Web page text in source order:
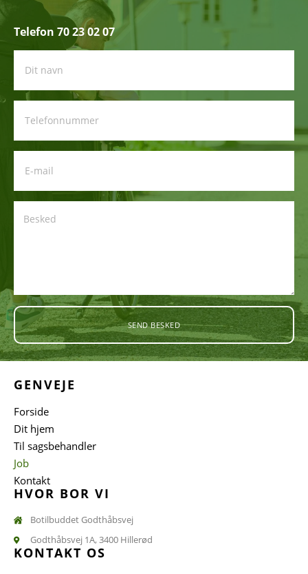
Telefon 70 23 02 07
SEND BESKED
GENVEJE
Forside
Dit hjem
Til sagsbehandler
Job
Kontakt
HVOR BOR VI
Botilbuddet Godthåbsvej
Godthåbsvej 1A, 3400 Hillerød
KONTAKT OS